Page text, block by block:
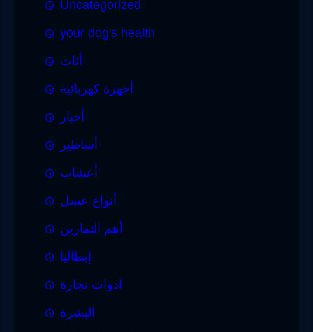
Uncategorized
your dog's health
أثاث
أجهزة كهربائية
أخبار
أساطير
أعشاب
أنواع عسل
أهم التمارين
إيطاليا
ادوات نجارة
البشرة